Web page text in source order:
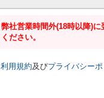
弊社営業時間外(18時以降)
ください。
利用規約及びプライバシー